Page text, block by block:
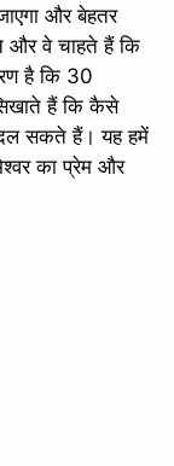
और बेहतर
और वे चाहते हैं कि
है कि 30
हैं कि कैसे
सकते हैं। यह हमें
का प्रेम और